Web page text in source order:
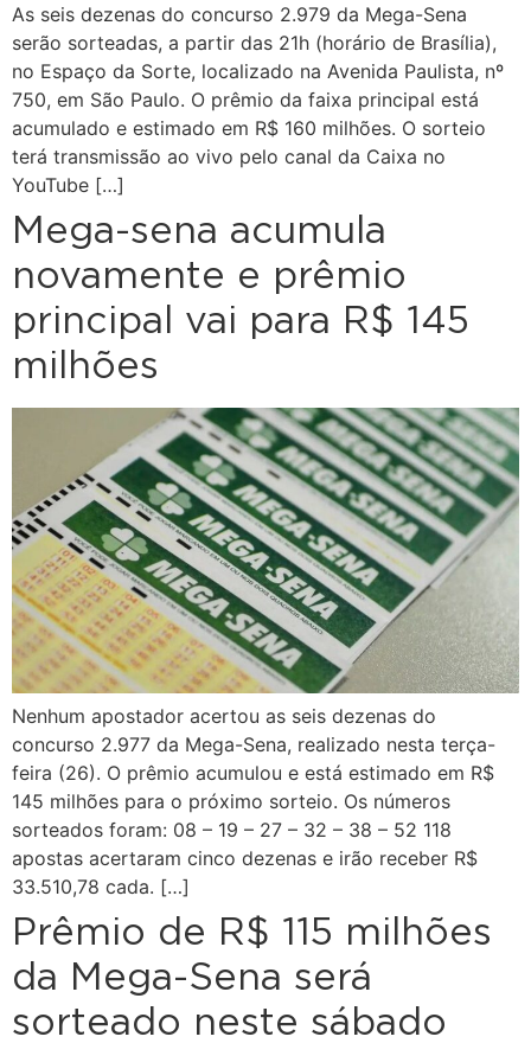
As seis dezenas do concurso 2.979 da Mega-Sena
serão sorteadas, a partir das 21h (horário de Brasília),
no Espaço da Sorte, localizado na Avenida Paulista, nº
750, em São Paulo. O prêmio da faixa principal está
acumulado e estimado em R$ 160 milhões. O sorteio
terá transmissão ao vivo pelo canal da Caixa no
YouTube […]
Mega-sena acumula
novamente e prêmio
principal vai para R$ 145
milhões
Nenhum apostador acertou as seis dezenas do
concurso 2.977 da Mega-Sena, realizado nesta terça-
feira (26). O prêmio acumulou e está estimado em R$
145 milhões para o próximo sorteio. Os números
sorteados foram: 08 – 19 – 27 – 32 – 38 – 52 118
apostas acertaram cinco dezenas e irão receber R$
33.510,78 cada. […]
Prêmio de R$ 115 milhões
da Mega-Sena será
sorteado neste sábado